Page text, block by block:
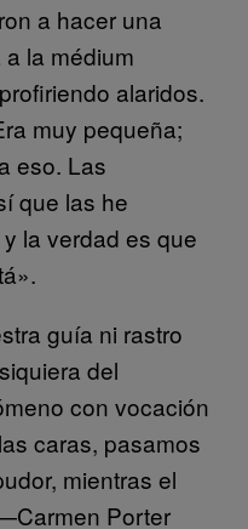
a hacer una
la médium
alaridos.
muy pequeña;
eso. Las
que las he
la verdad es que
guía ni rastro
del
con vocación
caras, pasamos
mientras el
Porter